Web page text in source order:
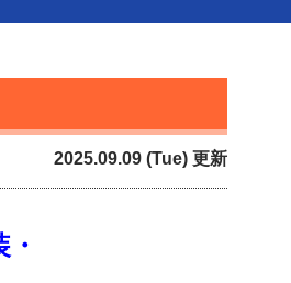
2025.09.09 (Tue) 更新